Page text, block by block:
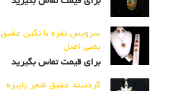
سرویس نقره با نگین عقیق
یمنی اصل
برای قیمت تماس بگیرید
گردنبند عقیق شجر پاییزه